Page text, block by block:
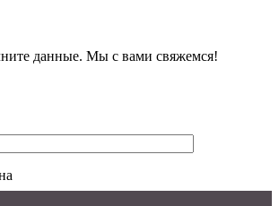
данные. Мы с вами свяжемся!